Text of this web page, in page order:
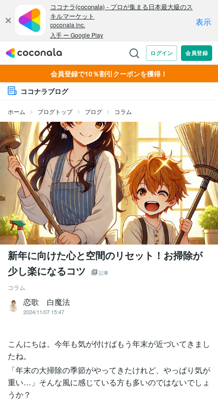
会員登録で10％割引クーポンを獲得！
ココナラブログ
ホーム ブログトップ ブログ コラム
新年に向けた心と空間のリセット！お掃除が
少し楽になるコツ
記事
コラム
恋歌 白魔法
2024/11/07 15:47
こんにちは。今年も気が付けばもう年末が近づいてきまし
たね。
「年末の大掃除の季節がやってきたけれど、やっぱり気が
重い…」そんな風に感じている方も多いのではないでしょ
うか？